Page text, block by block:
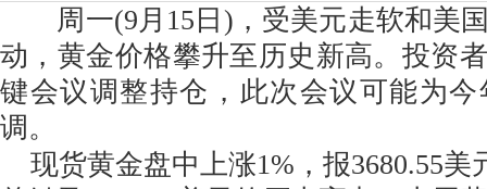
周一(9月15日)，受美元走软和美
动，黄金价格攀升至历史新高。投资
键会议调整持仓，此次会议可能为
调。
现货黄金盘中上涨1%，报3680.55美